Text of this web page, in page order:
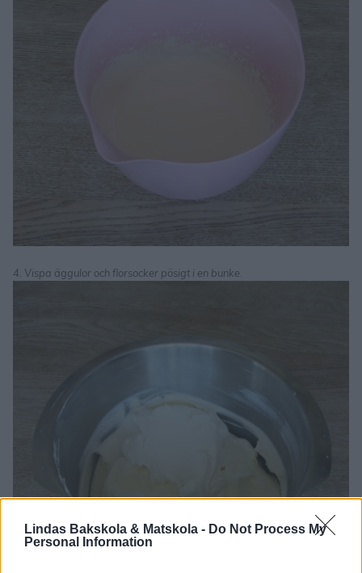
Lindas Bakskola & Matskola - Do Not Process My
Personal Information
4. Vispa äggulor och florsocker pösigt i en bunke.